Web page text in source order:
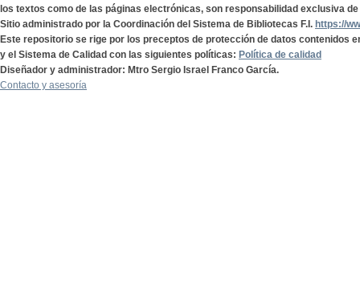
los textos como de las páginas electrónicas, son responsabilidad exclusiva
Sitio administrado por la Coordinación del Sistema de Bibliotecas F.I. https://
Este repositorio se rige por los preceptos de protección de datos contenidos
y el Sistema de Calidad con las siguientes políticas: Política de calidad
Diseñador y administrador: Mtro Sergio Israel Franco García.
Contacto y asesoría